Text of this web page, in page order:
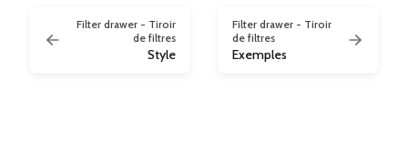
Filter drawer - Tiroir
de filtres
Style
Filter drawer - Tiroir
de filtres
Exemples